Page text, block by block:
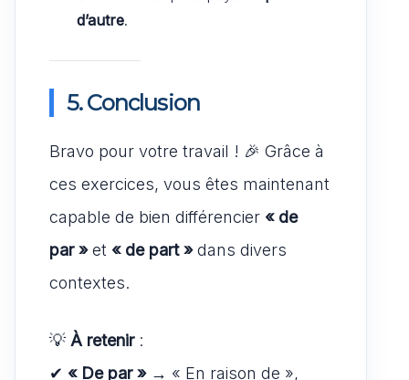
d’autre.
5. Conclusion
Bravo pour votre travail ! 🎉 Grâce à
ces exercices, vous êtes maintenant
capable de bien différencier « de
par »et « de part »dans divers
contextes.
💡 À retenir:
✔ « De par »→ « En raison de »,